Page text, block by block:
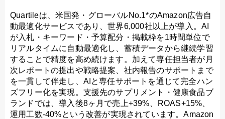
Quartileは、米国発・グローバルNo.1*のAmazon広告自
動最適化サービスであり、世界6,000社以上が導入。AI
が入札・キーワード・予算配分・掲載枠を1時間単位で
リアルタイムに自動最適化し、蓄積データから継続学習
することで精度を高め続けます。加えて専任担当者が月
次レポートの提出や戦略提案、社内報告のサポートまで
を一貫して伴走し、AIと専任サポートを通じて完全ハン
ズフリー化を実現。支援先のサプリメント・健康食品ブ
ランドでは、導入後8ヶ月で売上+39%、ROAS+15%、
運用工数-40%という改善が実現されています。Amazon